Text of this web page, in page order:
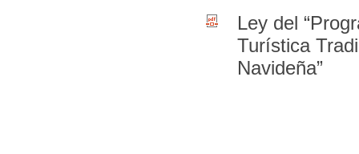
Ley del
Turística
Navideña”